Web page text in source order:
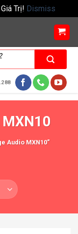
Trị! Dismiss
Audio MXN10”